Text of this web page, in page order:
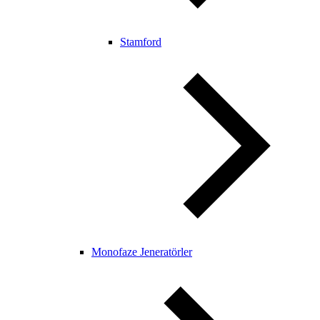
Stamford
Monofaze Jeneratörler